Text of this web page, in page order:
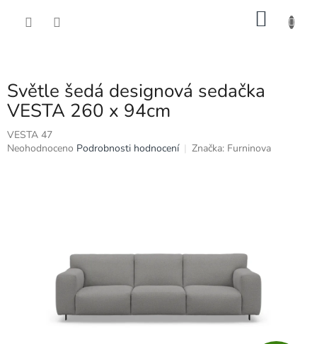
Světle šedá designová sedačka
VESTA 260 x 94cm
VESTA 47
Průměrné
Neohodnoceno Podrobnosti hodnocení Značka: Furninova